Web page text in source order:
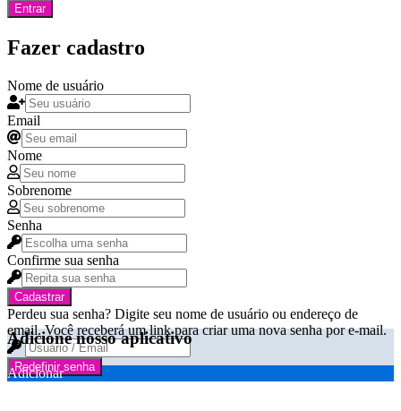
Entrar
Fazer cadastro
Nome de usuário
Email
Nome
Sobrenome
Senha
Confirme sua senha
Cadastrar
Perdeu sua senha? Digite seu nome de usuário ou endereço de
email. Você receberá um link para criar uma nova senha por e-mail.
Redefinir senha
Adicione nosso aplicativo
Adicionar